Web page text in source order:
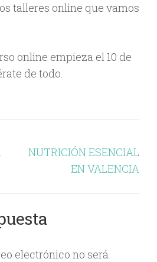
talleres online que vamos
online empieza el 10 de
de todo.
NUTRICIÓN ESENCIAL
EN VALENCIA
electrónico no será